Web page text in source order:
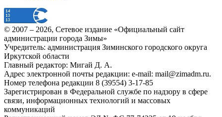
© 2007 – 2026, Сетевое издание «Официальный сайт
администрации города Зимы»
Учредитель: администрация Зиминского городского округа
Иркутской области
Главный редактор: Мигай Д. А.
Адрес электронной почты редакции: e-mail: mail@zimadm.ru.
Номер телефона редакции 8 (39554) 3-17-85
Зарегистрирован в Федеральной службе по надзору в сфере
связи, информационных технологий и массовых
коммуникаций